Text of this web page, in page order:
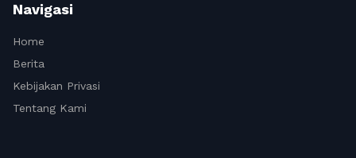
Navigasi
Home
Berita
Kebijakan Privasi
Tentang Kami